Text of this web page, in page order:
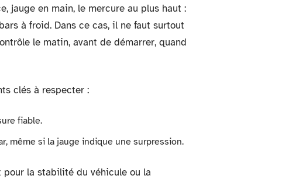
jauge en main, le mercure au plus haut :
à froid. Dans ce cas, il ne faut surtout
le matin, avant de démarrer, quand
clés à respecter :
fiable.
même si la jauge indique une surpression.
la stabilité du véhicule ou la